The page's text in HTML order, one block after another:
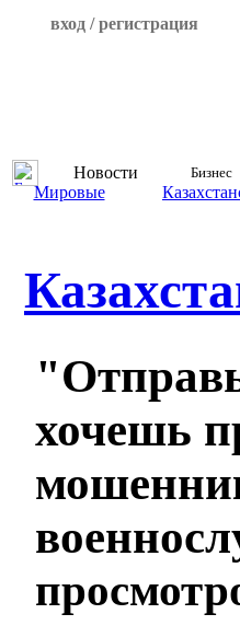
вход / регистрация
Новости Бизнес
Мировые
хочешь